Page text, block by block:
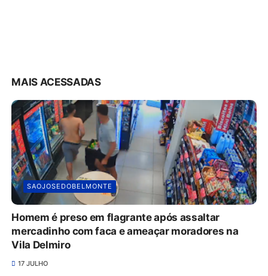
MAIS ACESSADAS
SAOJOSEDOBELMONTE
Homem é preso em flagrante após assaltar
mercadinho com faca e ameaçar moradores na
Vila Delmiro
17 JULHO